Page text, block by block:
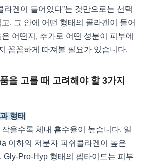
라겐이 들어있다”는 것만으로는 선택
, 그 안에 어떤 형태의 콜라겐이 들어
어떤지, 추가로 어떤 성분이 피부에
꼼꼼하게 따져볼 필요가 있습니다.
을 고를 때 고려해야 할 3가지
형태
을수록 체내 흡수율이 높습니다. 일
이하의 저분자 피쉬콜라겐이 높은
Gly-Pro-Hyp 형태의 펩타이드는 피부